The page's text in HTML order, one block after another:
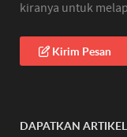
kiranya untuk
Kirim Pesan
DAPATKAN